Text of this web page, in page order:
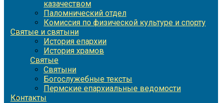
казачеством
Паломнический отдел
Комиссия по физической культуре и спорту
Святые и святыни
История епархии
История храмов
Святые
Святыни
Богослужебные тексты
Пермские епархиальные ведомости
Контакты